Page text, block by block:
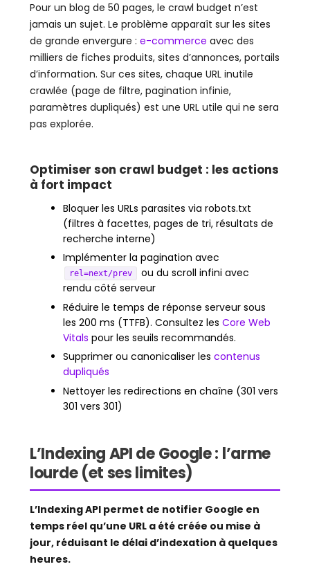
Pour un blog de 50 pages, le crawl budget n’est
jamais un sujet. Le problème apparaît sur les sites
de grande envergure : e-commerce avec des
milliers de fiches produits, sites d’annonces, portails
d’information. Sur ces sites, chaque URL inutile
crawlée (page de filtre, pagination infinie,
paramètres dupliqués) est une URL utile qui ne sera
pas explorée.
Optimiser son crawl budget : les actions
à fort impact
Bloquer les URLs parasites via robots.txt
(filtres à facettes, pages de tri, résultats de
recherche interne)
Implémenter la pagination avec
rel=next/prev
ou du scroll infini avec
rendu côté serveur
Réduire le temps de réponse serveur sous
les 200 ms (TTFB). Consultez lesCore Web
Vitals pour les seuils recommandés.
Supprimer ou canonicaliser lescontenus
dupliqués
Nettoyer les redirections en chaîne (301 vers
301 vers 301)
L’Indexing API de Google : l’arme
lourde (et ses limites)
L’Indexing API permet de notifier Google en
temps réel qu’une URL a été créée ou mise à
jour, réduisant le délai d’indexation à quelques
heures.